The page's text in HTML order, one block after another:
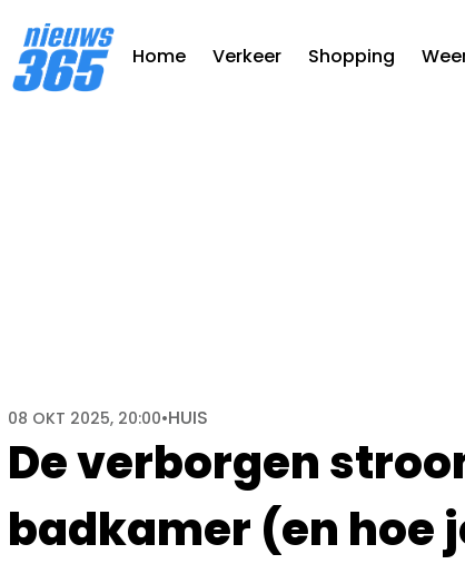
Home Verkeer Shopping
De verborgen
badkamer (en hoe
08 OKT 2025, 20:00•HUIS